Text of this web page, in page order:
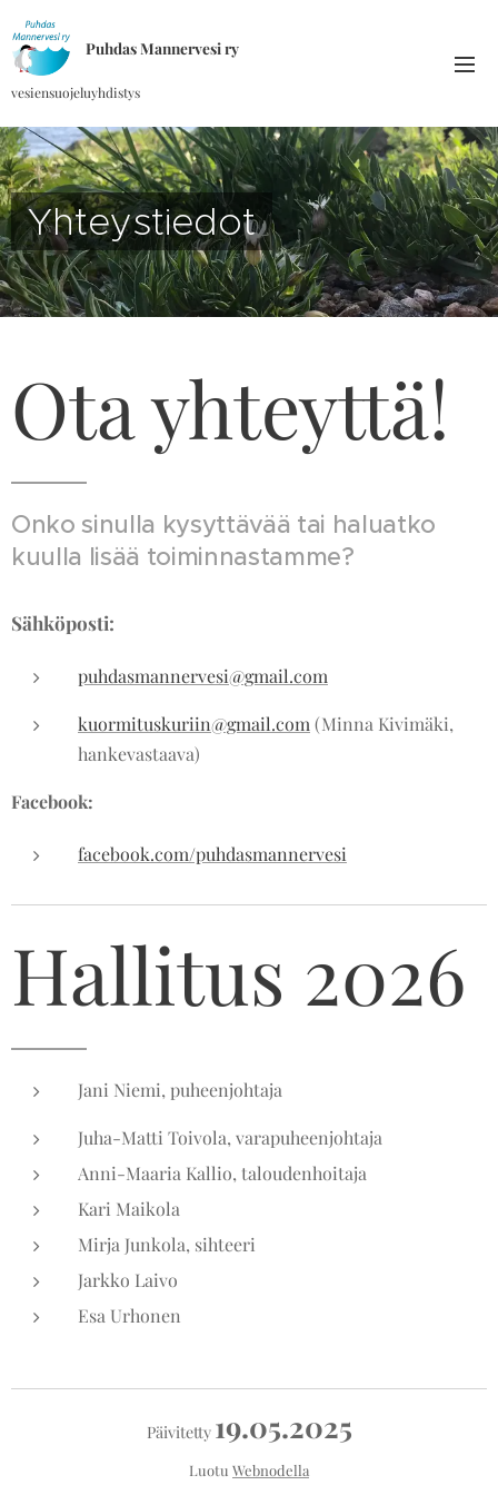
Puhdas Mannervesi ry
vesiensuojeluyhdistys
Yhteystiedot
Ota yhteyttä!
Onko sinulla kysyttävää tai haluatko
kuulla lisää toiminnastamme?
Sähköposti:
puhdasmannervesi@gmail.com
kuormituskuriin@gmail.com (Minna Kivimäki,
hankevastaava)
Facebook:
facebook.com/puhdasmannervesi
Hallitus 2026
Jani Niemi, puheenjohtaja
Juha-Matti Toivola, varapuheenjohtaja
Anni-Maaria Kallio, taloudenhoitaja
Kari Maikola
Mirja Junkola, sihteeri
Jarkko Laivo
Esa Urhonen
Päivitetty 19.05.2025
Luotu Webnodella